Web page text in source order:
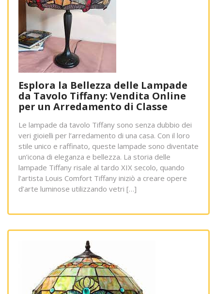
Esplora la Bellezza delle Lampade
da Tavolo Tiffany: Vendita Online
per un Arredamento di Classe
Le lampade da tavolo Tiffany sono senza dubbio dei
veri gioielli per l’arredamento di una casa. Con il loro
stile unico e raffinato, queste lampade sono diventate
un’icona di eleganza e bellezza. La storia delle
lampade Tiffany risale al tardo XIX secolo, quando
l’artista Louis Comfort Tiffany iniziò a creare opere
d’arte luminose utilizzando vetri […]